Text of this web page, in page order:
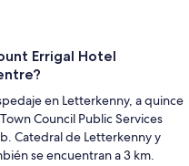
Errigal Hotel
en Letterkenny, a quince
Council Public Services
Catedral de Letterkenny y
se encuentran a 3 km.